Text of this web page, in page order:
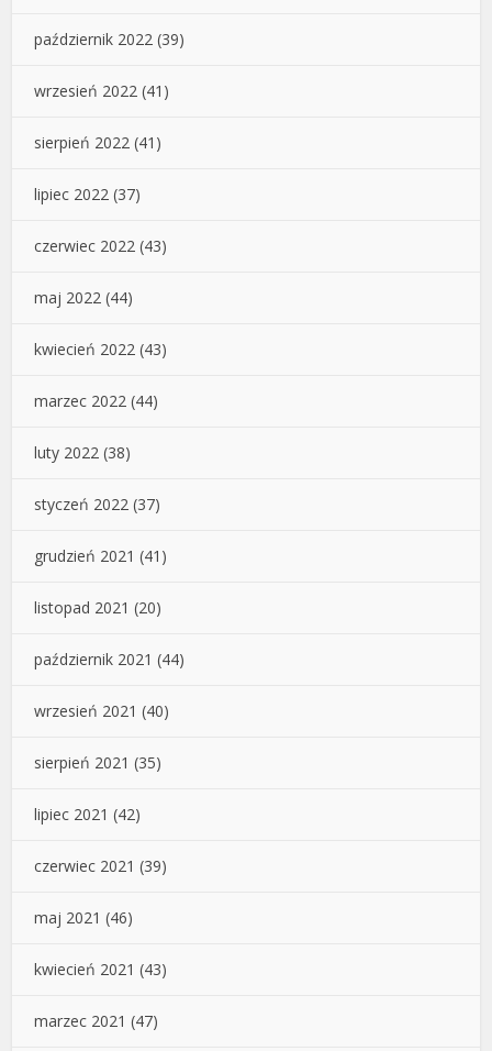
październik 2022 (39)
wrzesień 2022 (41)
sierpień 2022 (41)
lipiec 2022 (37)
czerwiec 2022 (43)
maj 2022 (44)
kwiecień 2022 (43)
marzec 2022 (44)
luty 2022 (38)
styczeń 2022 (37)
grudzień 2021 (41)
listopad 2021 (20)
październik 2021 (44)
wrzesień 2021 (40)
sierpień 2021 (35)
lipiec 2021 (42)
czerwiec 2021 (39)
maj 2021 (46)
kwiecień 2021 (43)
marzec 2021 (47)